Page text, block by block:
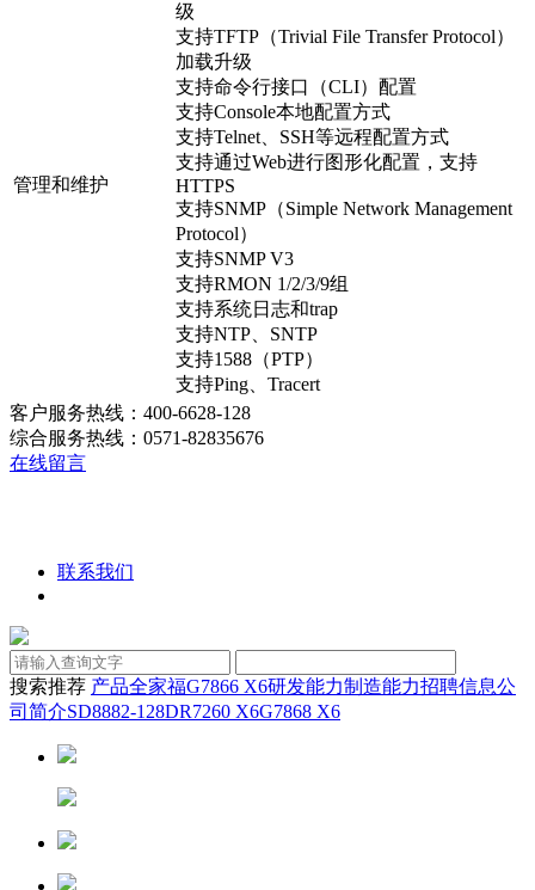
管理和维护
级
支持TFTP（Trivial File Transfer Protocol）
加载升级
支持命令行接口（CLI）配置
支持Console本地配置方式
支持Telnet、SSH等远程配置方式
支持通过Web进行图形化配置，支持
HTTPS
支持SNMP（Simple Network Management
Protocol）
支持SNMP V3
支持RMON 1/2/3/9组
支持系统日志和trap
支持NTP、SNTP
支持1588（PTP）
支持Ping、Tracert
客户服务热线：400-6628-128
综合服务热线：0571-82835676
在线留言
联系我们
搜索推荐 产品全家福G7866 X6研发能力制造能力招聘信息公
司简介SD8882-128DR7260 X6G7868 X6